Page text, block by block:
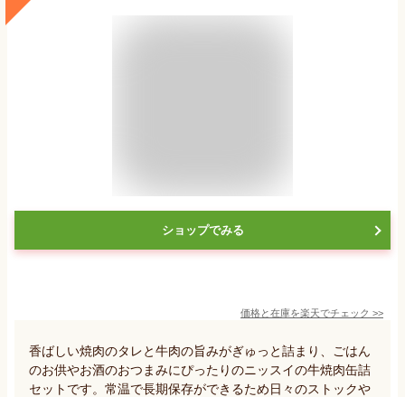
ショップでみる
価格と在庫を楽天でチェック >>
香ばしい焼肉のタレと牛肉の旨みがぎゅっと詰まり、ごはん
のお供やお酒のおつまみにぴったりのニッスイの牛焼肉缶詰
セットです。常温で長期保存ができるため日々のストックや